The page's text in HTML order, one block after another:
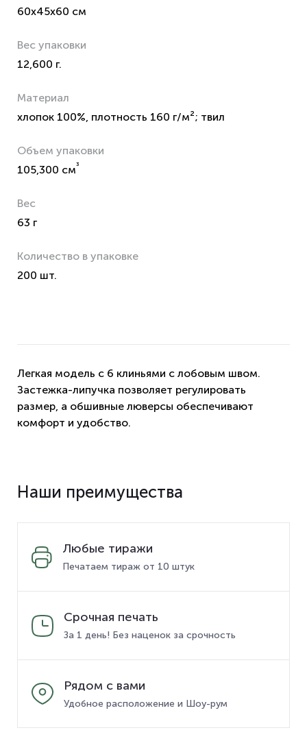
60x45x60 см
Вес упаковки
12,600 г.
Материал
хлопок 100%, плотность 160 г/м²; твил
Объем упаковки
105,300 см³
Вес
63 г
Количество в упаковке
200 шт.
Легкая модель с 6 клиньями с лобовым швом.
Застежка-липучка позволяет регулировать
размер, а обшивные люверсы обеспечивают
комфорт и удобство.
Наши преимущества
Любые тиражи
Печатаем тираж от 10 штук
Срочная печать
За 1 день! Без наценок за срочность
Рядом с вами
Удобное расположение и Шоу-рум